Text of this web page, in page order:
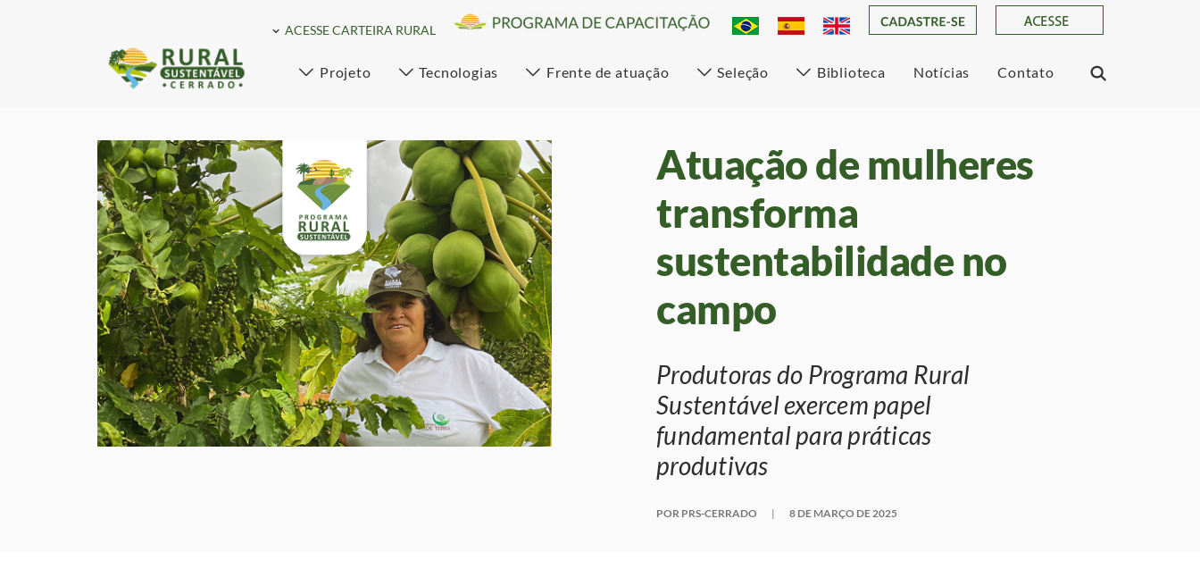
ACESSE CARTEIRA RURAL
Projeto Tecnologias Frente de atuação Seleção Biblioteca Notícias Contato
Atuação de mulheres
transforma
sustentabilidade no
campo
Produtoras do Programa Rural
Sustentável exercem papel
fundamental para práticas
produtivas
POR PRS-CERRADO | 8 DE MARÇO DE 2025